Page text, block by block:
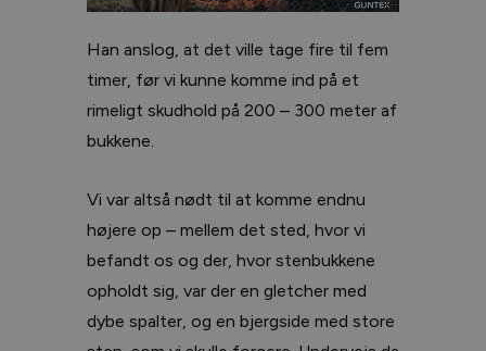
Han anslog, at det ville tage fire til fem
timer, før vi kunne komme ind på et
rimeligt skudhold på 200 – 300 meter af
bukkene.
Vi var altså nødt til at komme endnu
højere op – mellem det sted, hvor vi
befandt os og der, hvor stenbukkene
opholdt sig, var der en gletcher med
dybe spalter, og en bjergside med store